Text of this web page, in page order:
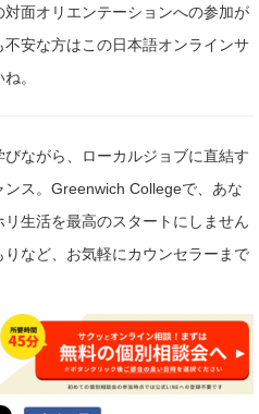
面オリエンテーションへの参加が
安な方はこの日本語オンラインサ
。
ながら、ローカルジョブに直結す
ス。Greenwich Collegeで、あな
生活を最高のスタートにしません
など、お気軽にカウンセラーまで